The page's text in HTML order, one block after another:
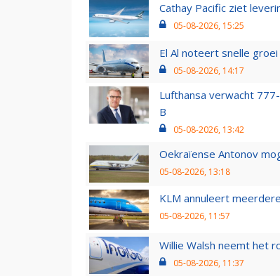
Cathay Pacific ziet
05-08-2026, 15:25
El Al noteert snelle
05-08-2026, 14:17
Lufthansa verwacht
B
05-08-2026, 13:42
Oekraïense Antonov
05-08-2026, 13:18
KLM annuleert
05-08-2026, 11:57
Willie Walsh neemt het
05-08-2026, 11:37